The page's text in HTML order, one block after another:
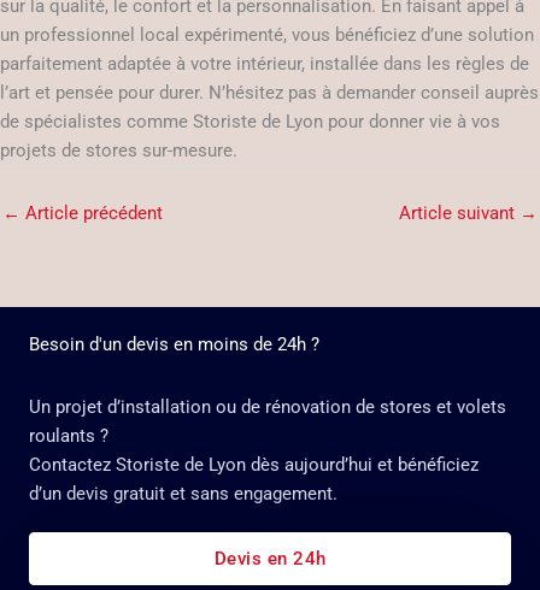
sur la qualité, le confort et la personnalisation. En faisant appel à
un professionnel local expérimenté, vous bénéficiez d’une solution
parfaitement adaptée à votre intérieur, installée dans les règles de
l’art et pensée pour durer. N’hésitez pas à demander conseil auprès
de spécialistes comme Storiste de Lyon pour donner vie à vos
projets de stores sur-mesure.
← Article précédent Article suivant →
Besoin d'un devis en moins de 24h ?
Un projet d’installation ou de rénovation de stores et volets
roulants ?
Contactez Storiste de Lyon dès aujourd’hui et bénéficiez
d’un devis gratuit et sans engagement.
Devis en 24h